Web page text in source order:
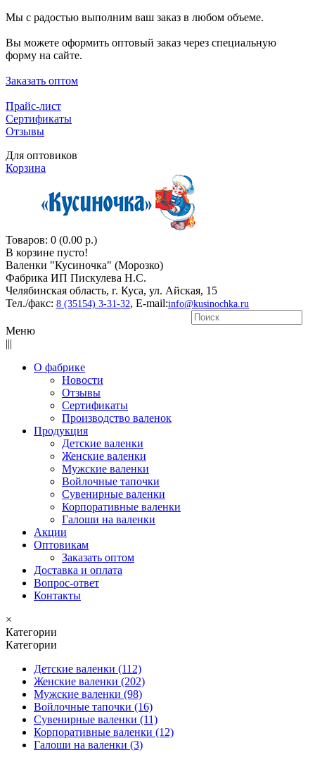
Мы с радостью выполним ваш заказ в любом объеме.
Вы можете оформить оптовый заказ через специальную
форму на сайте.
Заказать оптом
Прайс-лист
Сертификаты
Отзывы
Для оптовиков
Корзина
Товаров: 0 (0.00 р.)
В корзине пусто!
Валенки "Кусиночкa" (Морозко)
Фабрика ИП Пискулева Н.С.
Челябинская область, г. Куса, ул. Айская, 15
Тел./факс: 8 (35154) 3-31-32, E-mail:info@kusinochka.ru
Меню
|||
О фабрике
Новости
Отзывы
Сертификаты
Производство валенок
Продукция
Детские валенки
Женские валенки
Мужские валенки
Войлочные тапочки
Сувенирные валенки
Корпоративные валенки
Галоши на валенки
Акции
Оптовикам
Заказать оптом
Доставка и оплата
Вопрос-ответ
Контакты
×
Категории
Категории
Детские валенки (112)
Женские валенки (202)
Мужские валенки (98)
Войлочные тапочки (16)
Сувенирные валенки (11)
Корпоративные валенки (12)
Галоши на валенки (3)